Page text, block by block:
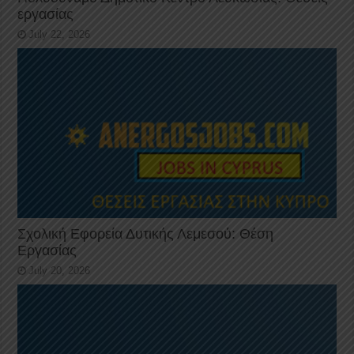
εργασίας
July 22, 2026
Σχολική Εφορεία Δυτικής Λεμεσού: Θέση
Εργασίας
July 20, 2026